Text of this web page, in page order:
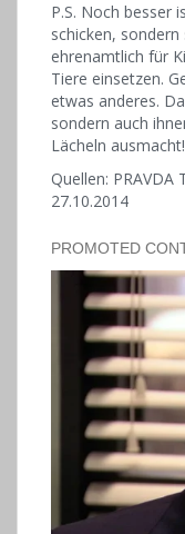
P.S. Noch besser
schicken,
ehrenamtlich für
Tiere einsetzen.
etwas anderes.
sondern auch
Lächeln ausmacht!
Quellen: PRAVDA
27.10.2014